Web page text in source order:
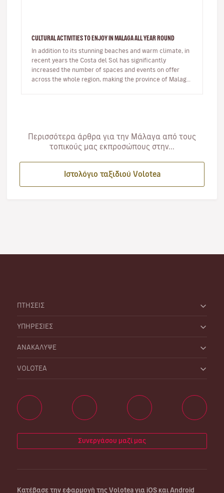
CULTURAL ACTIVITIES TO ENJOY IN MALAGA ALL YEAR ROUND
In addition to its stunning beaches and warm climate, in
recent years the Costa del Sol has significantly
increased the number of spaces and events on offer
across the whole region, making the province of Malaga
Περισσότερα άρθρα για την Μάλαγα από τους
τοπικούς μας εκπροσώπους στην...
Ιστολόγιο ταξιδιού Volotea
ΠΤΗΣΕΙΣ
ΥΠΗΡΕΣΙΕΣ
ΑΝΑΚΑΛΥΨΕ
VOLOTEA
Συνεργάσου μαζί μας
Κατέβασε την εφαρμογή της Volotea για iOS και Android